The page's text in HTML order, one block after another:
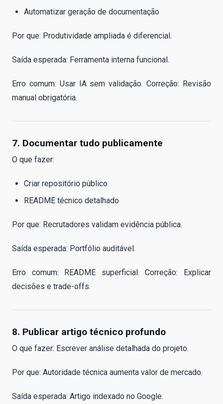
Automatizar geração de documentação
Por que: Produtividade ampliada é diferencial.
Saída esperada: Ferramenta interna funcional.
Erro comum: Usar IA sem validação. Correção: Revisão
manual obrigatória.
7. Documentar tudo publicamente
O que fazer:
Criar repositório público
README técnico detalhado
Por que: Recrutadores validam evidência pública.
Saída esperada: Portfólio auditável.
Erro comum: README superficial. Correção: Explicar
decisões e trade-offs.
8. Publicar artigo técnico profundo
O que fazer: Escrever análise detalhada do projeto.
Por que: Autoridade técnica aumenta valor de mercado.
Saída esperada: Artigo indexado no Google.